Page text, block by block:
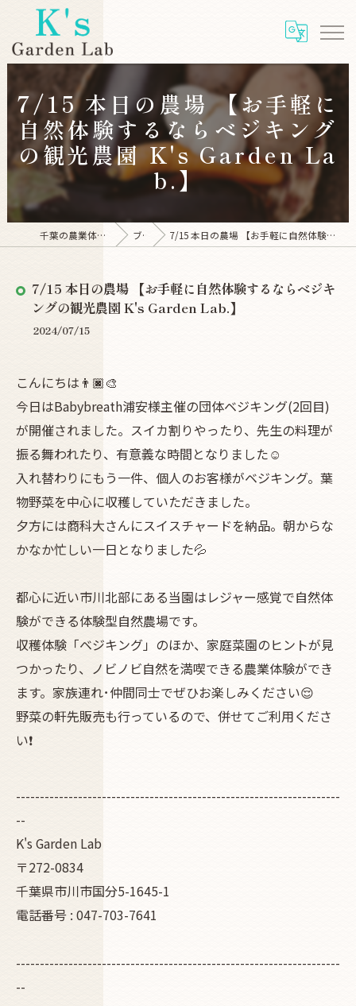
7/15 本日の農場 【お手軽に
自然体験するならベジキング
の観光農園 K's Garden La
b.】
千葉の農業体験ならK's Garden Lab ブログ 7/15 本日の農場 【お手軽に自然体験するならベジキングの観光農園 K's Garden Lab.】
7/15 本日の農場 【お手軽に自然体験するならベジキ
ングの観光農園 K's Garden Lab.】
2024/07/15
こんにちは👨🏿‍🎨
今日はBabybreath浦安様主催の団体ベジキング(2回目)
が開催されました。スイカ割りやったり、先生の料理が
振る舞われたり、有意義な時間となりました☺️
入れ替わりにもう一件、個人のお客様がベジキング。葉
物野菜を中心に収穫していただきました。
夕方には商科大さんにスイスチャードを納品。朝からな
かなか忙しい一日となりました💦
都心に近い市川北部にある当園はレジャー感覚で自然体
験ができる体験型自然農場です。
収穫体験「ベジキング」のほか、家庭菜園のヒントが見
つかったり、ノビノビ自然を満喫できる農業体験ができ
ます。家族連れ･仲間同士でぜひお楽しみください😌
野菜の軒先販売も行っているので、併せてご利用くださ
い❗
--------------------------------------------------------------------
--
K's Garden Lab
〒272-0834
千葉県市川市国分5-1645-1
電話番号 : 047-703-7641
--------------------------------------------------------------------
--